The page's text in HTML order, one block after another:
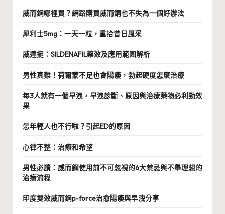
威而鋼哪裡買？網路購買威而鋼也不失為一個好辦法
犀利士5mg：一天一粒，重拾昔日風采
威達挺：SILDENAFIL藥效及應用範圍解析
男性真難！荷爾蒙不足也會陽痿，勃起硬度怎麼治療
每3人就有一個早洩，早洩診斷、原因與治療藥物必利勁效
果
怎年輕人也不行啦？引起ED的原因
心律不整：治療和希望
男性必讀：威而鋼使用前不可忽視的6大禁忌與不舉理想的
治療流程
印度雙效威而鋼p-force治愈陽痿與早洩分享